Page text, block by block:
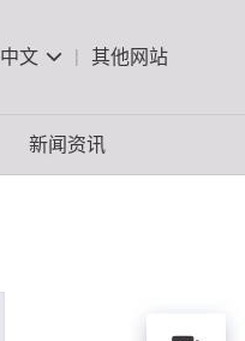
中文 其他网站
新闻资讯